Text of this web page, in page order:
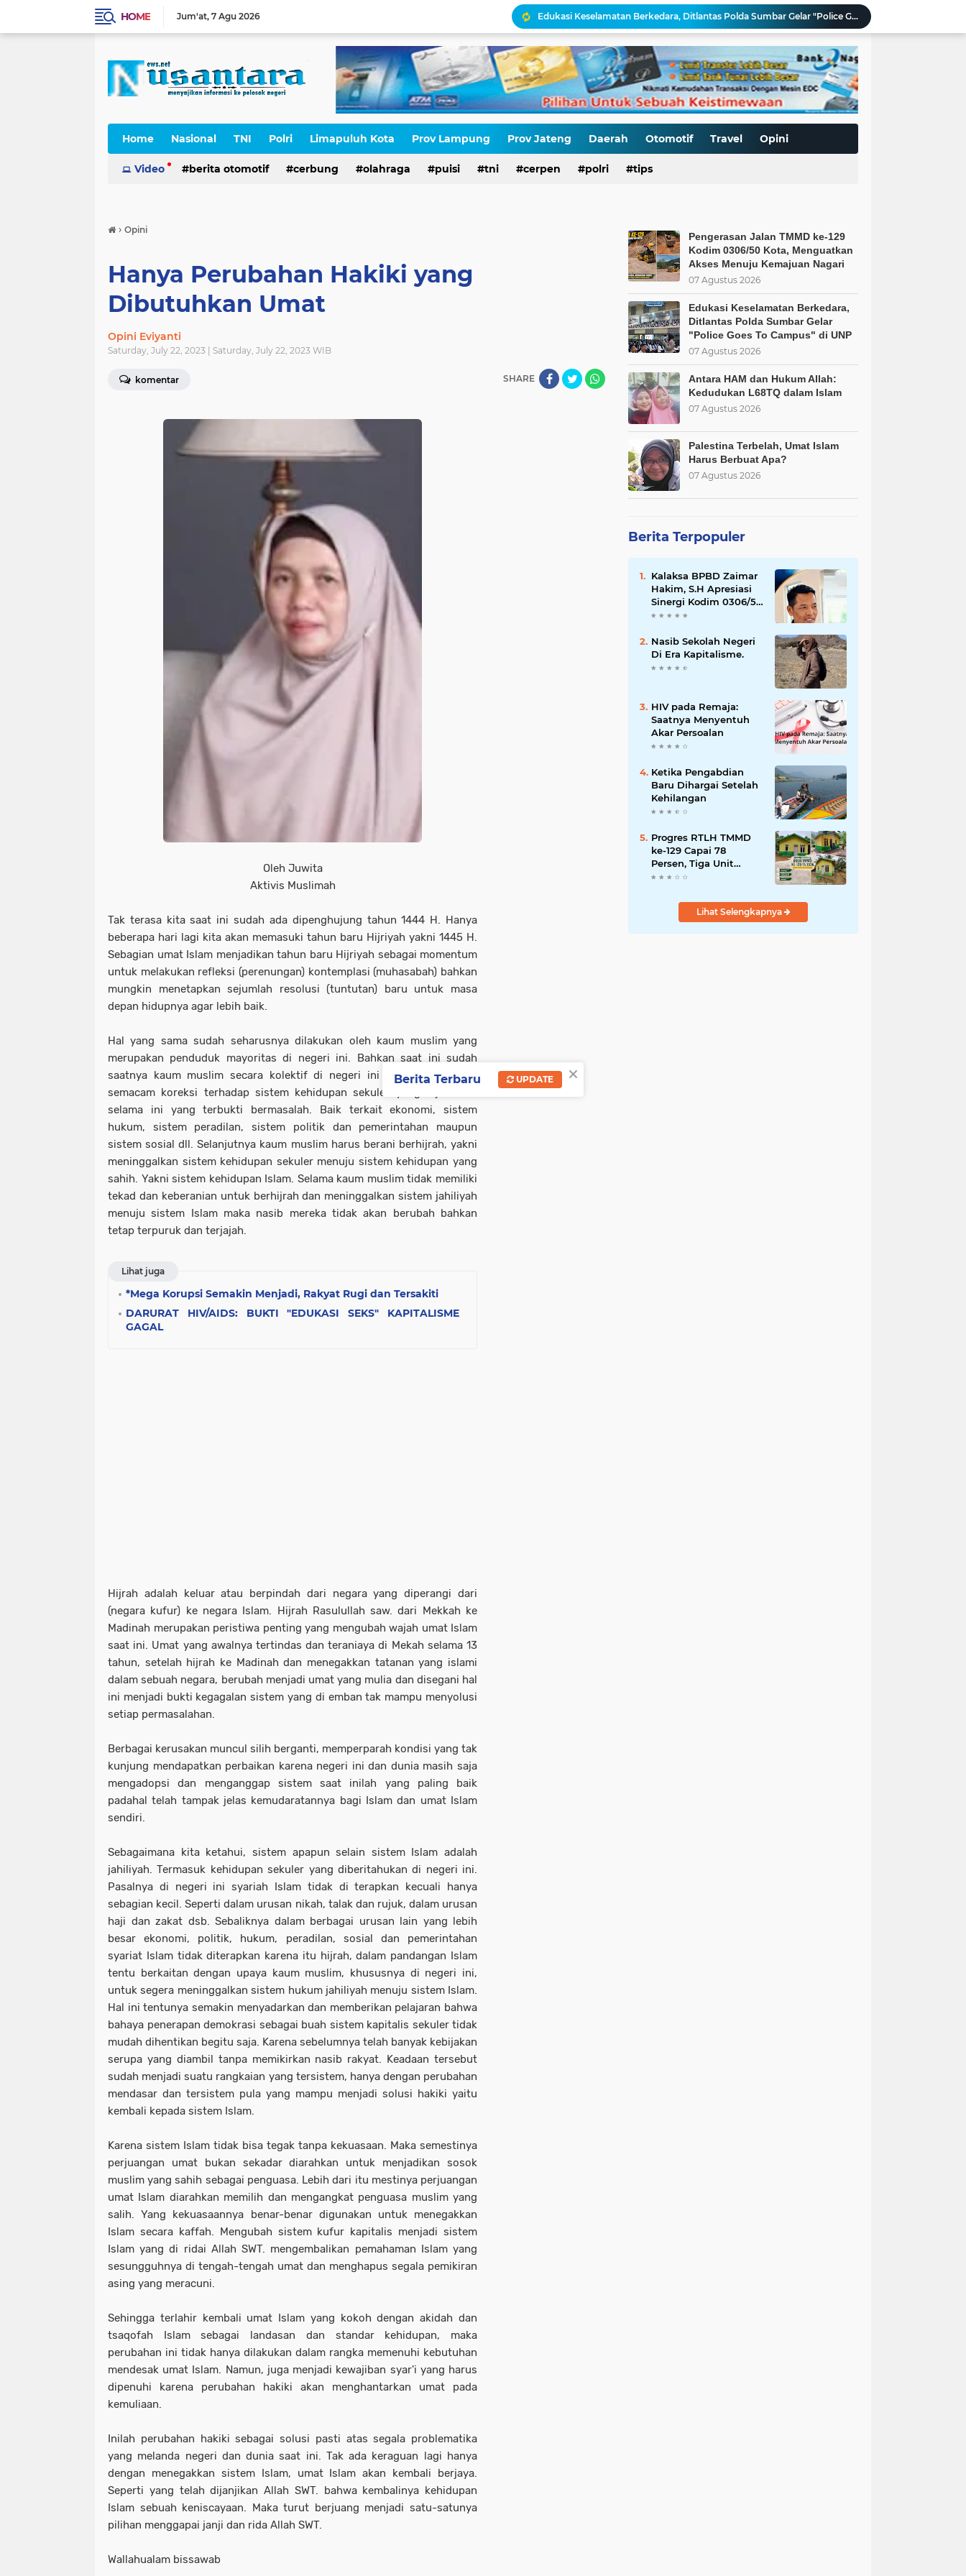
HOME Jum'at 7 Agu 2026
Edukasi Keselamatan Berkedara, Ditlantas Polda Sumbar Gelar "Police Goes To Campus" di UNP
Antara HAM dan Hukum Allah: Kedudukan L68TQ dalam Islam
Palestina Terbelah, Umat Islam Harus Berbuat Apa?
Kepatuhan Pajak atau Pemaksaan Pajak?
Gaza Disekat Israel: Potret Penjajahan Abadi
BoP dan New Gaza adalah Tipuan: Palestina Hanya Merdeka dengan Sistem Islam
Pajak, Aparat, dan Krisis Kepercayaan Publik
STOP NORMALISASI LGBT & GENDER FLUID DI SEKOLAH
Home Nasional TNI Polri Limapuluh Kota Prov Lampung Prov Jateng Daerah Otomotif Travel Opini
Cerpen
Video berita otomotif cerbung olahraga puisi tni cerpen polri tips
› Opini
Hanya Perubahan Hakiki yang
Dibutuhkan Umat
Opini Eviyanti
Saturday, July 22, 2023 | Saturday, July 22, 2023 WIB
komentar SHARE
Oleh Juwita
Aktivis Muslimah
Tak terasa kita saat ini sudah ada dipenghujung tahun 1444 H. Hanya
beberapa hari lagi kita akan memasuki tahun baru Hijriyah yakni 1445 H.
Sebagian umat Islam menjadikan tahun baru Hijriyah sebagai momentum
untuk melakukan refleksi (perenungan) kontemplasi (muhasabah) bahkan
mungkin menetapkan sejumlah resolusi (tuntutan) baru untuk masa
depan hidupnya agar lebih baik.
Hal yang sama sudah seharusnya dilakukan oleh kaum muslim yang
merupakan penduduk mayoritas di negeri ini. Bahkan saat ini sudah
saatnya kaum muslim secara kolektif di negeri ini berani melakukan
semacam koreksi terhadap sistem kehidupan sekuler yang dijalankan
selama ini yang terbukti bermasalah. Baik terkait ekonomi, sistem
hukum, sistem peradilan, sistem politik dan pemerintahan maupun
sistem sosial dll. Selanjutnya kaum muslim harus berani berhijrah, yakni
meninggalkan sistem kehidupan sekuler menuju sistem kehidupan yang
sahih. Yakni sistem kehidupan Islam. Selama kaum muslim tidak memiliki
tekad dan keberanian untuk berhijrah dan meninggalkan sistem jahiliyah
menuju sistem Islam maka nasib mereka tidak akan berubah bahkan
tetap terpuruk dan terjajah.
Lihat juga
*Mega Korupsi Semakin Menjadi, Rakyat Rugi dan Tersakiti
DARURAT HIV/AIDS: BUKTI "EDUKASI SEKS" KAPITALISME
GAGAL
Hijrah adalah keluar atau berpindah dari negara yang diperangi dari
(negara kufur) ke negara Islam. Hijrah Rasulullah saw. dari Mekkah ke
Madinah merupakan peristiwa penting yang mengubah wajah umat Islam
saat ini. Umat yang awalnya tertindas dan teraniaya di Mekah selama 13
tahun, setelah hijrah ke Madinah dan menegakkan tatanan yang islami
dalam sebuah negara, berubah menjadi umat yang mulia dan disegani hal
ini menjadi bukti kegagalan sistem yang di emban tak mampu menyolusi
setiap permasalahan.
Berbagai kerusakan muncul silih berganti, memperparah kondisi yang tak
kunjung mendapatkan perbaikan karena negeri ini dan dunia masih saja
mengadopsi dan menganggap sistem saat inilah yang paling baik
padahal telah tampak jelas kemudaratannya bagi Islam dan umat Islam
sendiri.
Sebagaimana kita ketahui, sistem apapun selain sistem Islam adalah
jahiliyah. Termasuk kehidupan sekuler yang diberitahukan di negeri ini.
Pasalnya di negeri ini syariah Islam tidak di terapkan kecuali hanya
sebagian kecil. Seperti dalam urusan nikah, talak dan rujuk, dalam urusan
haji dan zakat dsb. Sebaliknya dalam berbagai urusan lain yang lebih
besar ekonomi, politik, hukum, peradilan, sosial dan pemerintahan
syariat Islam tidak diterapkan karena itu hijrah, dalam pandangan Islam
tentu berkaitan dengan upaya kaum muslim, khususnya di negeri ini,
untuk segera meninggalkan sistem hukum jahiliyah menuju sistem Islam.
Hal ini tentunya semakin menyadarkan dan memberikan pelajaran bahwa
bahaya penerapan demokrasi sebagai buah sistem kapitalis sekuler tidak
mudah dihentikan begitu saja. Karena sebelumnya telah banyak kebijakan
serupa yang diambil tanpa memikirkan nasib rakyat. Keadaan tersebut
sudah menjadi suatu rangkaian yang tersistem, hanya dengan perubahan
mendasar dan tersistem pula yang mampu menjadi solusi hakiki yaitu
kembali kepada sistem Islam.
Karena sistem Islam tidak bisa tegak tanpa kekuasaan. Maka semestinya
perjuangan umat bukan sekadar diarahkan untuk menjadikan sosok
muslim yang sahih sebagai penguasa. Lebih dari itu mestinya perjuangan
umat Islam diarahkan memilih dan mengangkat penguasa muslim yang
salih. Yang kekuasaannya benar-benar digunakan untuk menegakkan
Islam secara kaffah. Mengubah sistem kufur kapitalis menjadi sistem
Islam yang di ridai Allah SWT. mengembalikan pemahaman Islam yang
sesungguhnya di tengah-tengah umat dan menghapus segala pemikiran
asing yang meracuni.
Sehingga terlahir kembali umat Islam yang kokoh dengan akidah dan
tsaqofah Islam sebagai landasan dan standar kehidupan, maka
perubahan ini tidak hanya dilakukan dalam rangka memenuhi kebutuhan
mendesak umat Islam. Namun, juga menjadi kewajiban syar'i yang harus
dipenuhi karena perubahan hakiki akan menghantarkan umat pada
kemuliaan.
Inilah perubahan hakiki sebagai solusi pasti atas segala problematika
yang melanda negeri dan dunia saat ini. Tak ada keraguan lagi hanya
dengan menegakkan sistem Islam, umat Islam akan kembali berjaya.
Seperti yang telah dijanjikan Allah SWT. bahwa kembalinya kehidupan
Islam sebuah keniscayaan. Maka turut berjuang menjadi satu-satunya
pilihan menggapai janji dan rida Allah SWT.
Wallahualam bissawab
Pengerasan Jalan TMMD ke-129
Kodim 0306/50 Kota, Menguatkan
Akses Menuju Kemajuan Nagari
07 Agustus 2026
Edukasi Keselamatan Berkedara,
Ditlantas Polda Sumbar Gelar
"Police Goes To Campus" di UNP
07 Agustus 2026
Antara HAM dan Hukum Allah:
Kedudukan L68TQ dalam Islam
07 Agustus 2026
Palestina Terbelah, Umat Islam
Harus Berbuat Apa?
07 Agustus 2026
Berita Terpopuler
Kalaksa BPBD Zaimar
Hakim, S.H Apresiasi
Sinergi Kodim 0306/50
Kota dalam
dan Penanganan
Bencana
Nasib Sekolah Negeri
Di Era Kapitalisme.
HIV pada Remaja:
Saatnya Menyentuh
Akar Persoalan
Ketika Pengabdian
Baru Dihargai Setelah
Kehilangan
Progres RTLH TMMD
ke-129 Capai 78
Persen, Tiga Unit
Rumah Bantuan Mulai
Lihat Selengkapnya
×
Berita Terbaru UPDATE